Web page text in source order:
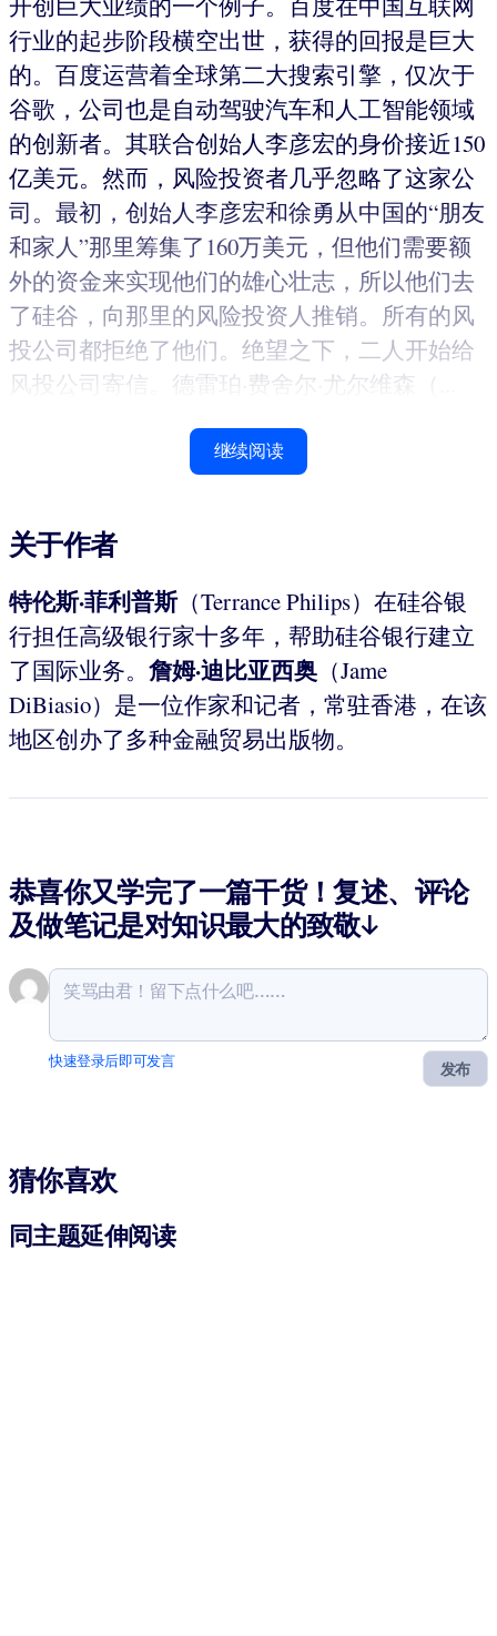
行业的起步阶段横空出世，获得的回报是巨大
的。百度运营着全球第二大搜索引擎，仅次于
谷歌，公司也是自动驾驶汽车和人工智能领域
的创新者。其联合创始人李彦宏的身价接近150
亿美元。然而，风险投资者几乎忽略了这家公
司。最初，创始人李彦宏和徐勇从中国的“朋友
和家人”那里筹集了160万美元，但他们需要额
外的资金来实现他们的雄心壮志，所以他们去
了硅谷，向那里的风险投资人推销。所有的风
投公司都拒绝了他们。绝望之下，二人开始给
风投公司寄信。德雷珀·费舍尔·尤尔维森（...
继续阅读
关于作者
特伦斯·菲利普斯（Terrance Philips）在硅谷银
行担任高级银行家十多年，帮助硅谷银行建立
了国际业务。 詹姆·迪比亚西奥 （Jame
DiBiasio）是一位作家和记者，常驻香港，在该
地区创办了多种金融贸易出版物。
恭喜你又学完了一篇干货！复述、评论
及做笔记是对知识最大的致敬↓
发布
快速登录后即可发言
猜你喜欢
同主题延伸阅读